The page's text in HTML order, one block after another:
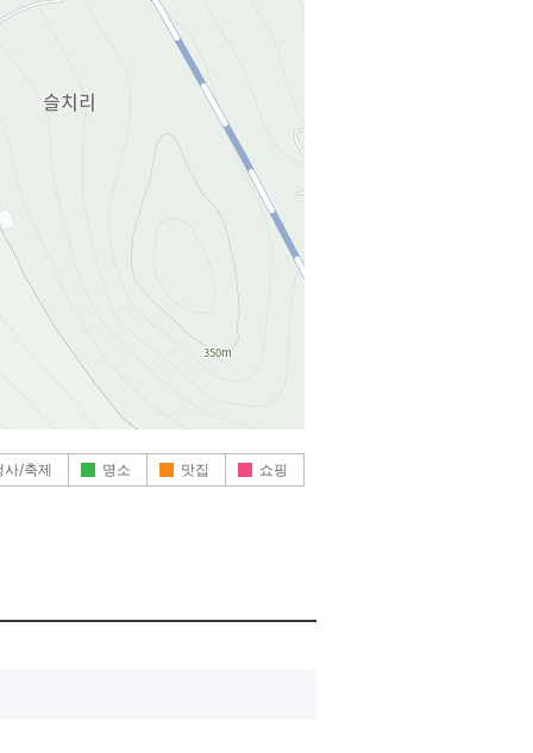
사/축제 명소 맛집 쇼핑